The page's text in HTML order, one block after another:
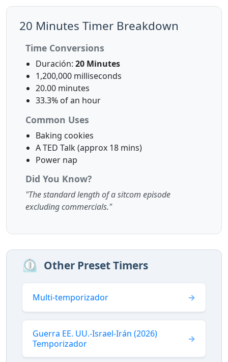
20 Minutes Timer Breakdown
Time Conversions
Duración: 20 Minutes
1,200,000 milliseconds
20.00 minutes
33.3% of an hour
Common Uses
Baking cookies
A TED Talk (approx 18 mins)
Power nap
Did You Know?
"The standard length of a sitcom episode
excluding commercials."
⏲️ Other Preset Timers
Multi-temporizador
Guerra EE. UU.-Israel-Irán (2026)
Temporizador